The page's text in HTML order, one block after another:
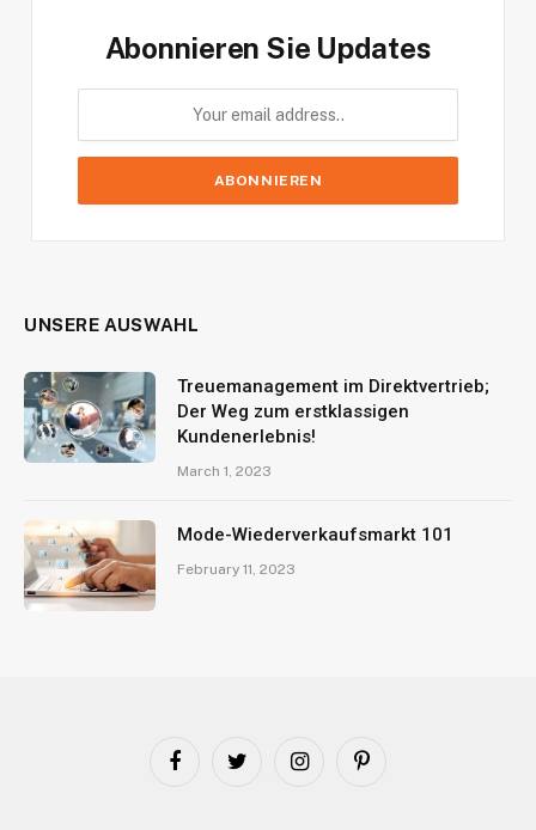
Abonnieren Sie Updates
UNSERE AUSWAHL
Treuemanagement im Direktvertrieb;
Der Weg zum erstklassigen
Kundenerlebnis!
March 1, 2023
Mode-Wiederverkaufsmarkt 101
February 11, 2023
FacebookTwitter InstagramPinterest